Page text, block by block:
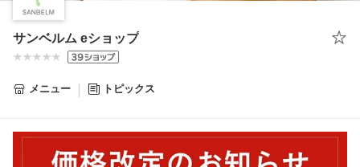
サンベルム eショップ
メニュー トピックス